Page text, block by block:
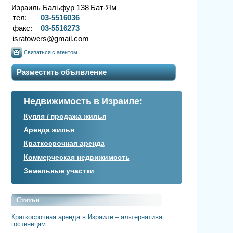
Израиль Бальфур 138 Бат-Ям
тел:
03-5516036
факс:
03-5516273
isratowers@gmail.com
Связаться с агентом
Разместить объявление
Недвижимость в Израиле:
Купля / продажа жилья
Аренда жилья
Краткосрочная аренда
Коммерческая недвижимость
Земельные участки
Статьи
Краткосрочная аренда в Израиле – альтернатива
гостиницам